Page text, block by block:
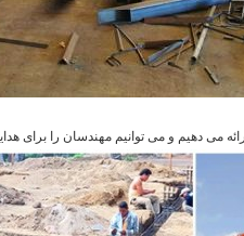
می دهیم و می توانیم مهندسان را برای